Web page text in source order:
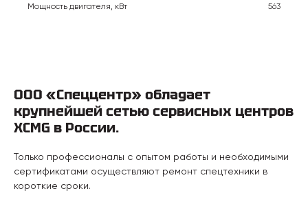
Мощность двигателя, кВт
563
ООО «Спеццентр» обладает
крупнейшей сетью сервисных центров
XCMG в России.
Только профессионалы с опытом работы и необходимыми
сертификатами осуществляют ремонт спецтехники в
короткие сроки.